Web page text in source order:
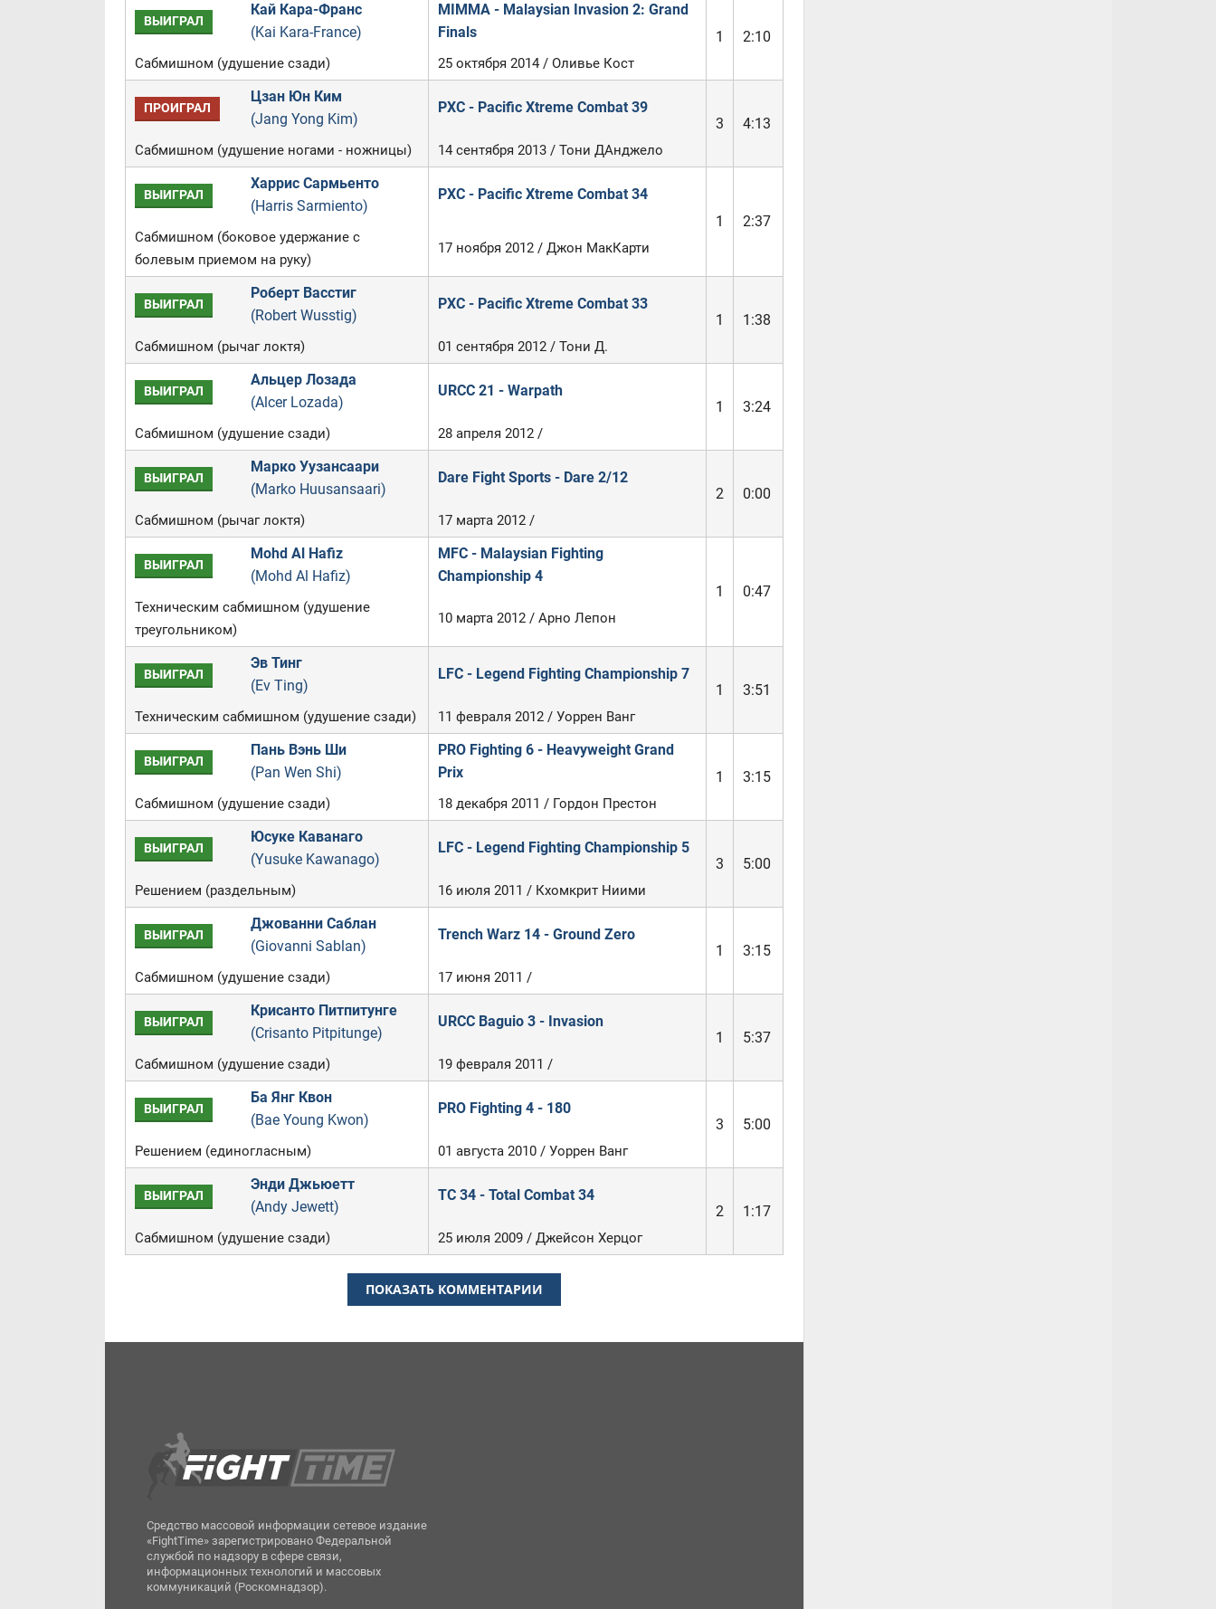
ВЫИГРАЛ
Кай Кара-Франс
(Kai Kara-France)
MIMMA - Malaysian Invasion 2: Grand
Finals
1 2:10
Сабмишном (удушение сзади) 25 октября 2014 / Оливье Кост
ПРОИГРАЛ
Цзан Юн Ким
(Jang Yong Kim)
PXC - Pacific Xtreme Combat 39
3
4:13
Сабмишном (удушение ногами - ножницы) 14 сентября 2013 / Тони ДАнджело
ВЫИГРАЛ
Харрис Сармьенто
(Harris Sarmiento)
PXC - Pacific Xtreme Combat 34
1
2:37
Сабмишном (боковое удержание с
болевым приемом на руку)
17 ноября 2012 / Джон МакКарти
ВЫИГРАЛ
Роберт Васстиг
(Robert Wusstig)
PXC - Pacific Xtreme Combat 33
1
1:38
Сабмишном (рычаг локтя) 01 сентября 2012 / Тони Д.
ВЫИГРАЛ
Альцер Лозада
(Alcer Lozada)
URCC 21 - Warpath
1
3:24
Сабмишном (удушение сзади) 28 апреля 2012 /
ВЫИГРАЛ
Марко Уузансаари
(Marko Huusansaari)
Dare Fight Sports - Dare 2/12
2
0:00
Сабмишном (рычаг локтя) 17 марта 2012 /
ВЫИГРАЛ
Mohd Al Hafiz
(Mohd Al Hafiz)
MFC - Malaysian Fighting
Championship 4
1
0:47
Техническим сабмишном (удушение
треугольником)
10 марта 2012 / Арно Лепон
ВЫИГРАЛ
Эв Тинг
(Ev Ting)
LFC - Legend Fighting Championship 7
1
3:51
Техническим сабмишном (удушение сзади) 11 февраля 2012 / Уоррен Ванг
ВЫИГРАЛ
Пань Вэнь Ши
(Pan Wen Shi)
PRO Fighting 6 - Heavyweight Grand
Prix
1 3:15
Сабмишном (удушение сзади) 18 декабря 2011 / Гордон Престон
ВЫИГРАЛ
Юсуке Каванаго
(Yusuke Kawanago)
LFC - Legend Fighting Championship 5
3
5:00
Решением (раздельным) 16 июля 2011 / Кхомкрит Ниими
ВЫИГРАЛ
Джованни Саблан
(Giovanni Sablan)
Trench Warz 14 - Ground Zero
1
3:15
Сабмишном (удушение сзади) 17 июня 2011 /
ВЫИГРАЛ
Крисанто Питпитунге
(Crisanto Pitpitunge)
URCC Baguio 3 - Invasion
1
5:37
Сабмишном (удушение сзади) 19 февраля 2011 /
ВЫИГРАЛ
Ба Янг Квон
(Bae Young Kwon)
PRO Fighting 4 - 180
3
5:00
Решением (единогласным) 01 августа 2010 / Уоррен Ванг
ВЫИГРАЛ
Энди Джьюетт
(Andy Jewett)
TC 34 - Total Combat 34
2
1:17
Сабмишном (удушение сзади) 25 июля 2009 / Джейсон Херцог
ПОКАЗАТЬ КОММЕНТАРИИ
Средство массовой информации сетевое издание
«FightTime» зарегистрировано Федеральной
службой по надзору в сфере связи,
информационных технологий и массовых
коммуникаций (Роскомнадзор).